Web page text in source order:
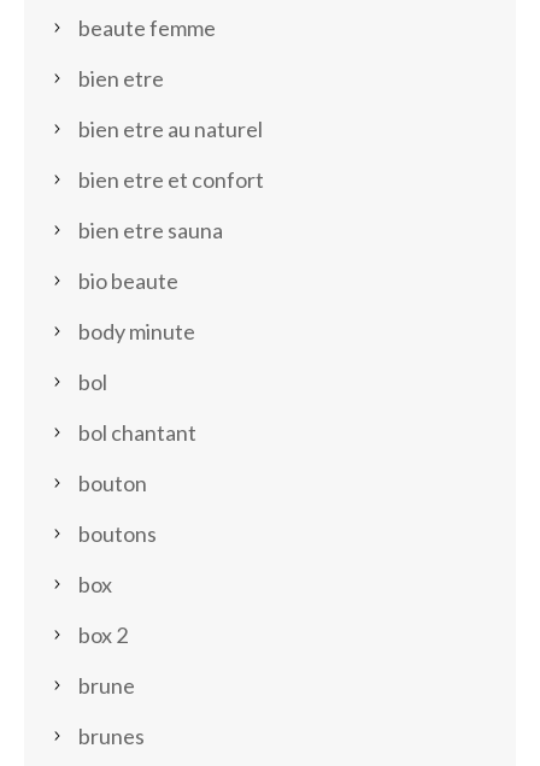
beaute femme
bien etre
bien etre au naturel
bien etre et confort
bien etre sauna
bio beaute
body minute
bol
bol chantant
bouton
boutons
box
box 2
brune
brunes